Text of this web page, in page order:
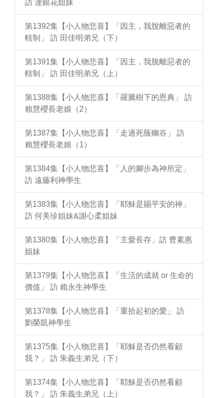
訪 達銀花姐妹
第1392集【小人物悲喜】「因主，我脫離惡者的
轄制」 訪 田佳明弟兄（下）
第1391集【小人物悲喜】「因主，我脫離惡者的
轄制」 訪 田佳明弟兄（上）
第1388集【小人物悲喜】「羅騰樹下的恩典」 訪
賴慧櫻長老娘（2）
第1387集【小人物悲喜】「走過死蔭幽谷」 訪
賴慧櫻長老娘（1）
第1384集【小人物悲喜】「人的腳步為神所定」
訪 遠藤利神學生
第1383集【小人物悲喜】「耶穌是賜平安的神」
訪 何美珍姐妹&謝心柔姐妹
第1380集【小人物悲喜】「主愛長存」訪 曹素惠
姐妹
第1379集【小人物悲喜】「生活的成就 or 生命的
價值」 訪 賴永生神學生
第1378集【小人物悲喜】「重拾起初的愛」 訪
劉榮凱神學生
第1375集【小人物悲喜】「耶穌是否仍然看顧
我？」 訪 朱義生弟兄（下）
第1374集【小人物悲喜】「耶穌是否仍然看顧
我？」 訪 朱義生弟兄（上）